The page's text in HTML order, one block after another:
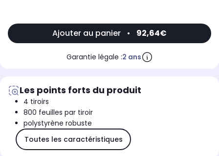
Ajouter au panier • 92,64€
Garantie légale :2 ans
Les points forts du produit
4 tiroirs
800 feuilles par tiroir
polystyrène robuste
Toutes les caractéristiques